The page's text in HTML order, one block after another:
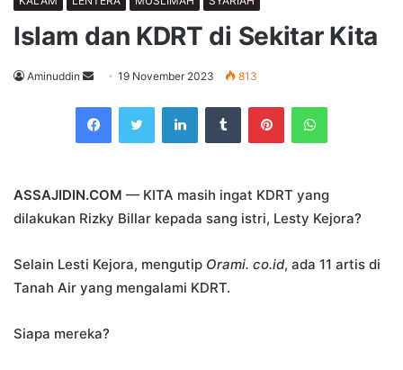
Islam dan KDRT di Sekitar Kita
Aminuddin
Send
email
19 November 2023 813
FacebookTwitterLinkedInTumblrPinterestWhatsApp
ASSAJIDIN.COM — KITA masih ingat KDRT yang
dilakukan Rizky Billar kepada sang istri, Lesty Kejora?
Selain Lesti Kejora, mengutip Orami. co.id, ada 11 artis di
Tanah Air yang mengalami KDRT.
Siapa mereka?